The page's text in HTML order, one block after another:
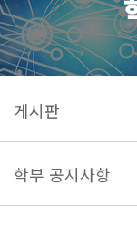
게시판
학부 공지사항